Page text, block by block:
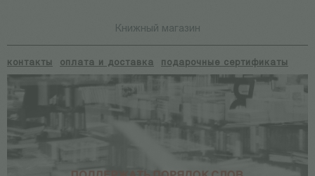
Книжный магазин
контакты оплата и доставка подарочные сертификаты